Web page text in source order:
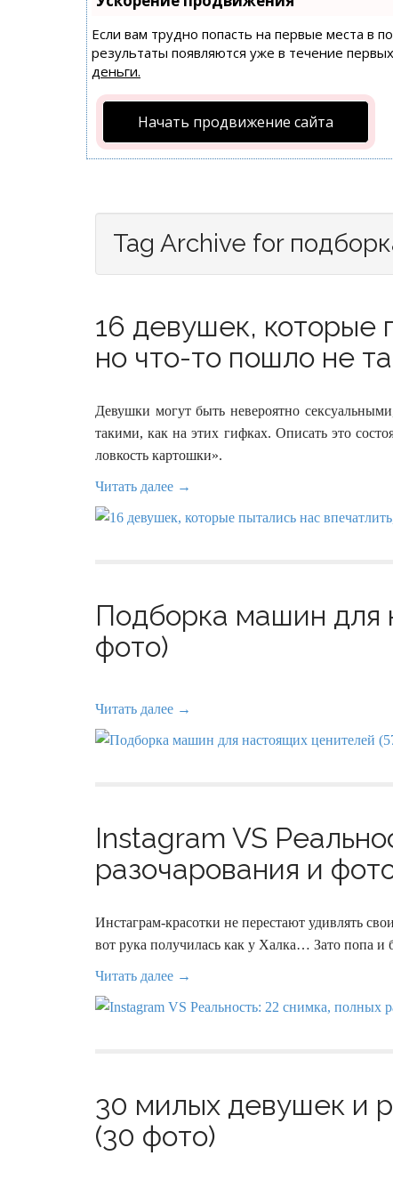
Если вам трудно попасть на первые места в
результаты появляются уже в течение
деньги.
Начать продвижение сайта
Tag Archive for
16 девушек, которые
но что-то пошло не
Девушки могут быть невероятно
такими, как на этих гифках. Описать это
ловкость картошки».
Читать далее →
Подборка машин для
фото)
Читать далее →
Instagram VS
разочарования и
Инстаграм-красотки не перестают удивлять
вот рука получилась как у Халка… Зато попа и
Читать далее →
30 милых девушек и
(30 фото)